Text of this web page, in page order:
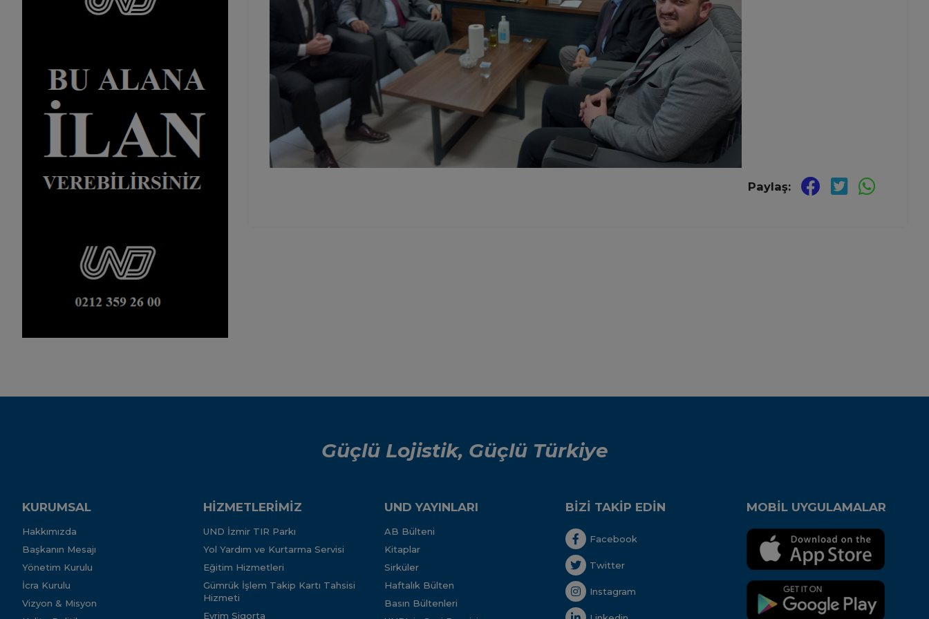
Paylaş:
Güçlü Lojistik, Güçlü Türkiye
KURUMSAL
Hakkımızda
Başkanın Mesajı
Yönetim Kurulu
İcra Kurulu
Vizyon & Misyon
HİZMETLERİMİZ
UND İzmir TIR Parkı
Yol Yardım ve Kurtarma Servisi
Eğitim Hizmetleri
Gümrük İşlem Takip Kartı Tahsisi
Hizmeti
Evrim Sigorta
UND YAYINLARI
AB Bülteni
Kitaplar
Sirküler
Haftalık Bülten
Basın Bültenleri
BİZİ TAKİP EDİN
Facebook
Twitter
Instagram
MOBİL UYGULAMALAR